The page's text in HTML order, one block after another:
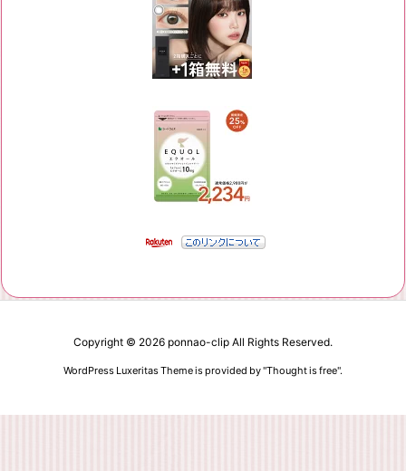
Copyright © 2026 ponnao-clip All Rights Reserved.
WordPress Luxeritas Theme is provided by "Thought is free".